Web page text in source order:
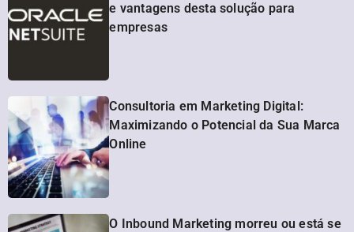
e vantagens desta solução para
empresas
Consultoria em Marketing Digital:
Maximizando o Potencial da Sua Marca
Online
O Inbound Marketing morreu ou está se